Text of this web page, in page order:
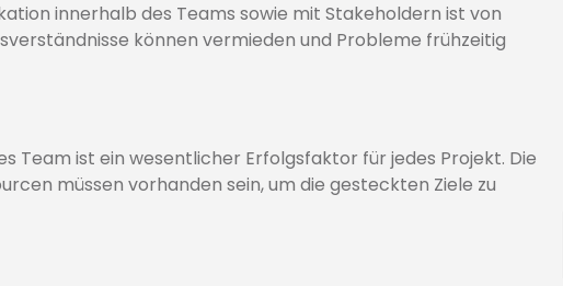
innerhalb des Teams sowie mit Stakeholdern ist von
können vermieden und Probleme frühzeitig
Team ist ein wesentlicher Erfolgsfaktor für jedes Projekt. Die
müssen vorhanden sein, um die gesteckten Ziele zu